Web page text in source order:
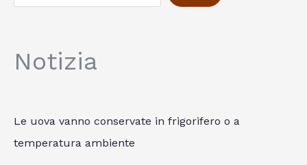
Notizia
Le uova vanno conservate in frigorifero o a
temperatura ambiente